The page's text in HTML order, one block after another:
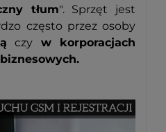
tłum". Sprzęt jest
często przez osoby
czy w korporacjach